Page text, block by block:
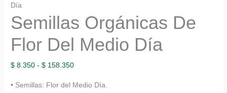
Día
Semillas Orgánicas De
Flor Del Medio Día
$ 8.350 - $ 158.350Rango
• Semillas: Flor del Medio Día.